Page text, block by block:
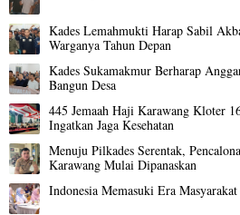
Kades Lemahmukti Harap Sabil
Warganya Tahun Depan
Kades Sukamakmur Berharap
Bangun Desa
445 Jemaah Haji Karawang Kloter
Ingatkan Jaga Kesehatan
Menuju Pilkades Serentak,
Karawang Mulai Dipanaskan
Indonesia Memasuki Era